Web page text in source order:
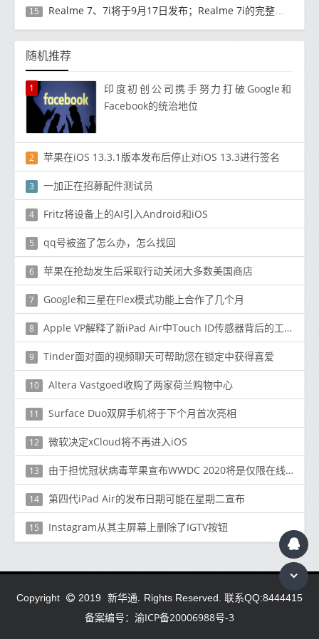
15 Realme 7、7i将于9月17日发布；Realme 7i的完整规格并导致泄漏
随机推荐
1
印度初创公司携手努力打破Google和
Facebook的统治地位
2 苹果在iOS 13.3.1版本发布后停止对iOS 13.3进行签名
3 一加正在招募配件测试员
4 Fritz将设备上的AI引入Android和iOS
5 qq号被盗了怎么办，怎么找回
6 苹果在抢劫发生后采取行动关闭大多数美国商店
7 Google和三星在Flex模式功能上合作了几个月
8 Apple VP解释了新iPad Air中Touch ID传感器背后的工程设计
9 Tinder面对面的视频聊天可帮助您在锁定中获得喜爱
10 Altera Vastgoed收购了两家荷兰购物中心
11 Surface Duo双屏手机将于下个月首次亮相
12 微软决定xCloud将不再进入iOS
13 由于担忧冠状病毒苹果宣布WWDC 2020将是仅限在线活动
14 第四代iPad Air的发布日期可能在星期二宣布
15 Instagram从其主屏幕上删除了IGTV按钮
Copyright 2019 新华通. Rights Reserved. 联系QQ:8444415
备案编号：渝ICP备20006988号-3